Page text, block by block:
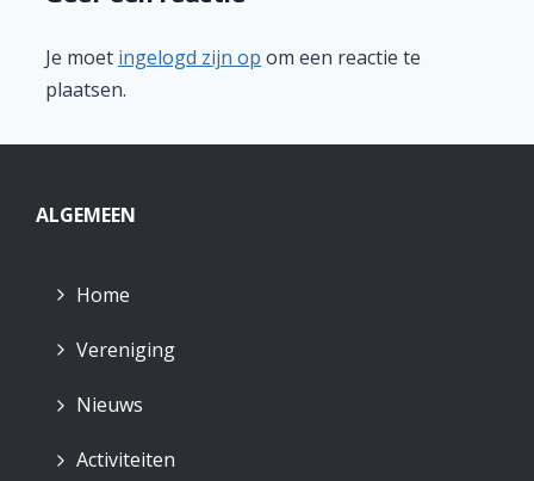
Je moet ingelogd zijn op om een reactie te
plaatsen.
ALGEMEEN
Home
Vereniging
Nieuws
Activiteiten